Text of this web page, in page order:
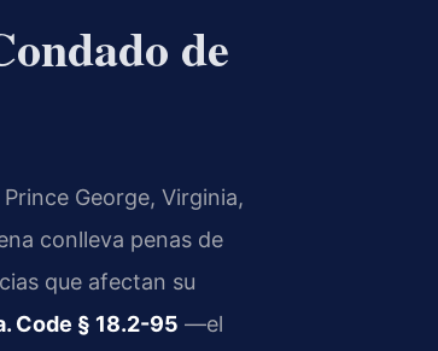
de
George, Virginia,
conlleva penas de
que afectan su
Code § 18.2-95 —el